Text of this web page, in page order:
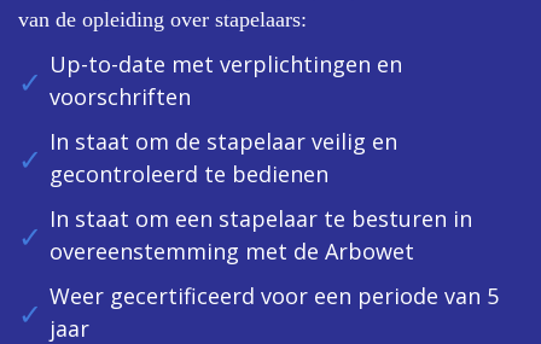
van de opleiding over stapelaars:
Up-to-date met verplichtingen en
voorschriften
In staat om de stapelaar veilig en
gecontroleerd te bedienen
In staat om een stapelaar te besturen in
overeenstemming met de Arbowet
Weer gecertificeerd voor een periode van 5
jaar